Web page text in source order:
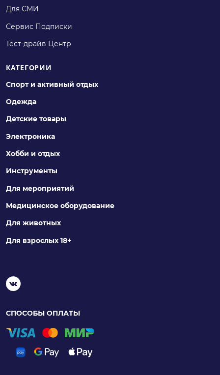
Для СМИ
Сервис Подписки
Тест-драйв Центр
КАТЕГОРИИ
Спорт и активный отдых
Одежда
Детские товары
Электроника
Хобби и отдых
Инструменты
Для мероприятий
Медицинское оборудование
Для животных
Для взрослых 18+
СПОСОБЫ ОПЛАТЫ